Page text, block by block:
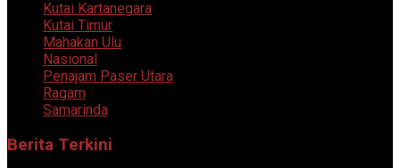
Kutai Kartanegara
Kutai Timur
Mahakan Ulu
Nasional
Penajam Paser Utara
Ragam
Samarinda
Berita Terkini